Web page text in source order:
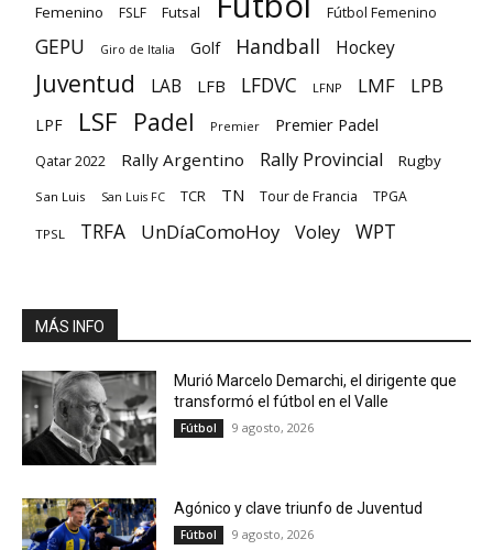
Femenino FSLF Futsal Fútbol Femenino
GEPU Giro de Italia Golf Handball Hockey
Juventud LAB LFB LFDVC LFNP LMF LPB
LPF LSF Padel Premier Premier Padel
Qatar 2022 Rally Argentino Rally Provincial Rugby
San Luis San Luis FC TCR TN Tour de Francia TPGA
TPSL TRFA UnDíaComoHoy Voley WPT
MÁS INFO
Murió Marcelo Demarchi, el dirigente que
transformó el fútbol en el Valle
Fútbol 9 agosto, 2026
Agónico y clave triunfo de Juventud
Fútbol 9 agosto, 2026